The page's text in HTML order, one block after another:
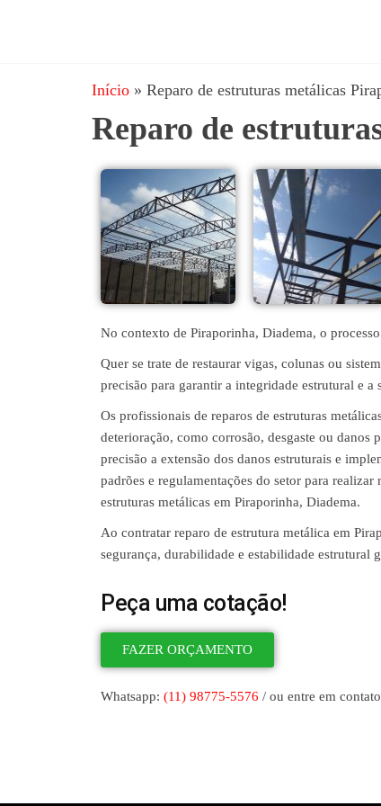
e
Serralheria
coberturas
metálicas,
mezanino
metálico,
metálico,
portões,
grades
entre
outros.
Início » Reparo de estruturas metálicas
Reparo de
No contexto de Piraporinha, Diadema, o
Quer se trate de restaurar vigas, colunas ou
precisão para garantir a integridade estrutural e a
Os profissionais de reparos de estruturas
deterioração, como corrosão, desgaste ou danos
precisão a extensão dos danos estruturais e
padrões e regulamentações do setor para
estruturas metálicas em Piraporinha, Diadema.
Ao contratar reparo de estrutura metálica em
segurança, durabilidade e estabilidade estrutural
Peça uma cotação!
FAZER ORÇAMENTO
Whatsapp: (11) 98775-5576 / ou entre em